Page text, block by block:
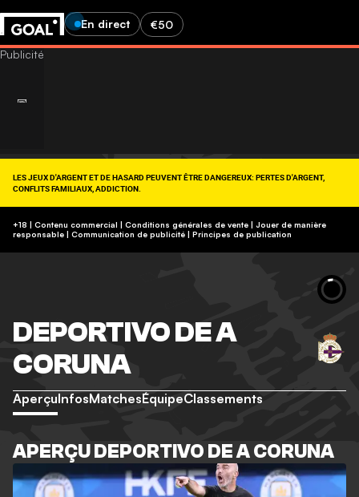
En direct €50
LES JEUX D'ARGENT ET DE HASARD PEUVENT ÊTRE DANGEREUX: PERTES D'ARGENT,
CONFLITS FAMILIAUX, ADDICTION.
https://www.joueurs-info-service.fr/
+18 | Contenu commercial | Conditions générales de vente | Jouer de manière
responsable | Communication de publicité | Principes de publication
DEPORTIVO DE A
CORUNA
AperçuInfosMatchesÉquipeClassements
APERÇU DEPORTIVO DE A CORUNA